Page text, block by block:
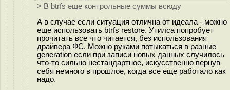
> В btrfs еще контрольные суммы всюду
А в случае если ситуация отлична от идеала - можно
еще использовать btrfs restore. Утилса попробует
прочитать все что читается, без использования
драйвера ФС. Можно руками потыкаться в разные
generation если при записи новых данных случилось
что-то сильно нестандартное, искусственно вернув
себя немного в прошлое, когда все еще работало как
надо.